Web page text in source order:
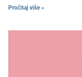
Pročitaj više »